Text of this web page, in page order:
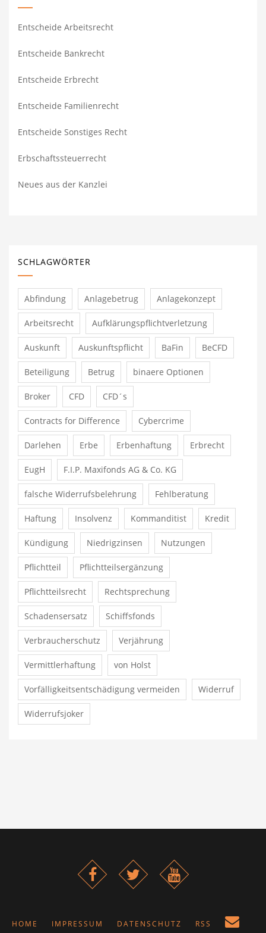
Entscheide Arbeitsrecht
Entscheide Bankrecht
Entscheide Erbrecht
Entscheide Familienrecht
Entscheide Sonstiges Recht
Erbschaftssteuerrecht
Neues aus der Kanzlei
SCHLAGWÖRTER
Abfindung Anlagebetrug Anlagekonzept
Arbeitsrecht Aufklärungspflichtverletzung
Auskunft Auskunftspflicht BaFin BeCFD
Beteiligung Betrug binaere Optionen
Broker CFD CFD´s
Contracts for Difference Cybercrime
Darlehen Erbe Erbenhaftung Erbrecht
EugH F.I.P. Maxifonds AG & Co. KG
falsche Widerrufsbelehrung Fehlberatung
Haftung Insolvenz Kommanditist Kredit
Kündigung Niedrigzinsen Nutzungen
Pflichtteil Pflichtteilsergänzung
Pflichtteilsrecht Rechtsprechung
Schadensersatz Schiffsfonds
Verbraucherschutz Verjährung
Vermittlerhaftung von Holst
Vorfälligkeitsentschädigung vermeiden Widerruf
Widerrufsjoker
HOME IMPRESSUM DATENSCHUTZ RSS